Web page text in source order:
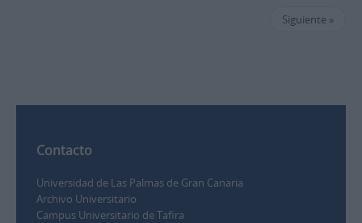
Siguiente »
Contacto
Universidad de Las Palmas de Gran Canaria
Archivo Universitario
Campus Universitario de Tafira